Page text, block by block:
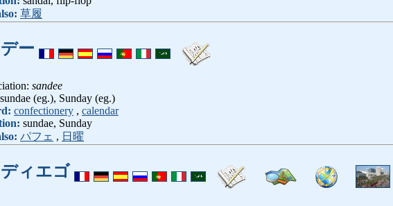
草履
ー
sandee
sundae (eg.), Sunday (eg.)
confectionery , calendar
sundae, Sunday
パフェ , 日曜
ィエゴ